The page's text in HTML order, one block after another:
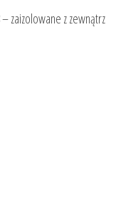
zaizolowane z zewnątrz